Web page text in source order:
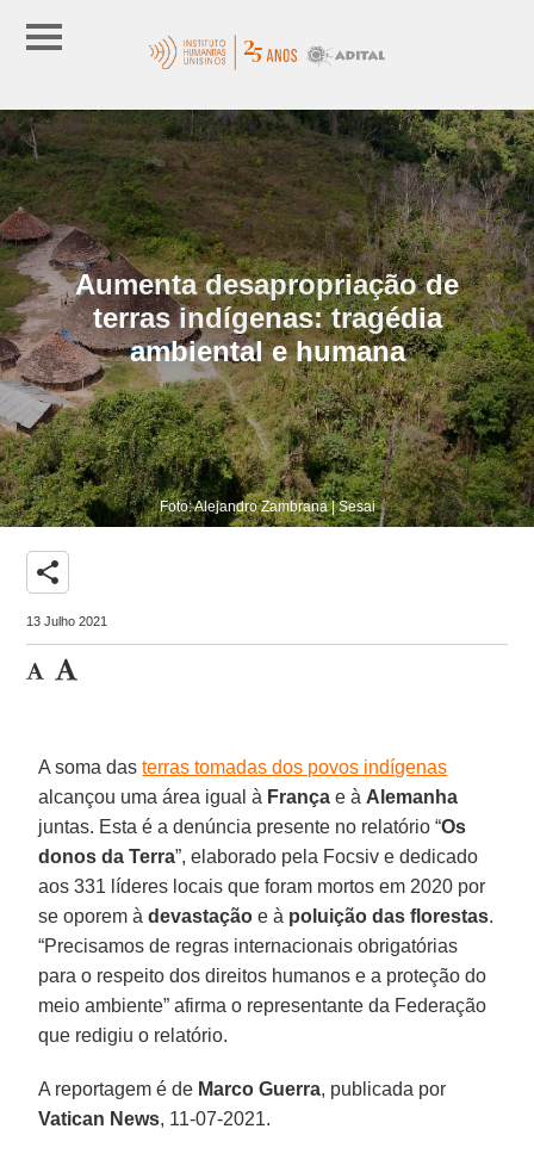
Aumenta desapropriação de
terras indígenas: tragédia
ambiental e humana
Foto: Alejandro Zambrana | Sesai
share
13 Julho 2021
A soma dasterras tomadas dos povos indígenas
alcançou uma área igual à França e à Alemanha
juntas. Esta é a denúncia presente no relatório “Os
donos da Terra”, elaborado pela Focsiv e dedicado
aos 331 líderes locais que foram mortos em 2020 por
se oporem àdevastação e à poluição das florestas.
“Precisamos de regras internacionais obrigatórias
para o respeito dos direitos humanos e a proteção do
meio ambiente” afirma o representante da Federação
que redigiu o relatório.
A reportagem é de Marco Guerra, publicada por
Vatican News, 11-07-2021.